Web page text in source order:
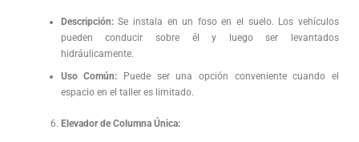
Descripción:Se instala en un foso en el suelo. Los vehículos
pueden conducir sobre él y luego ser levantados
hidráulicamente.
Uso Común: Puede ser una opción conveniente cuando el
espacio en el taller es limitado.
Elevador de Columna Única: